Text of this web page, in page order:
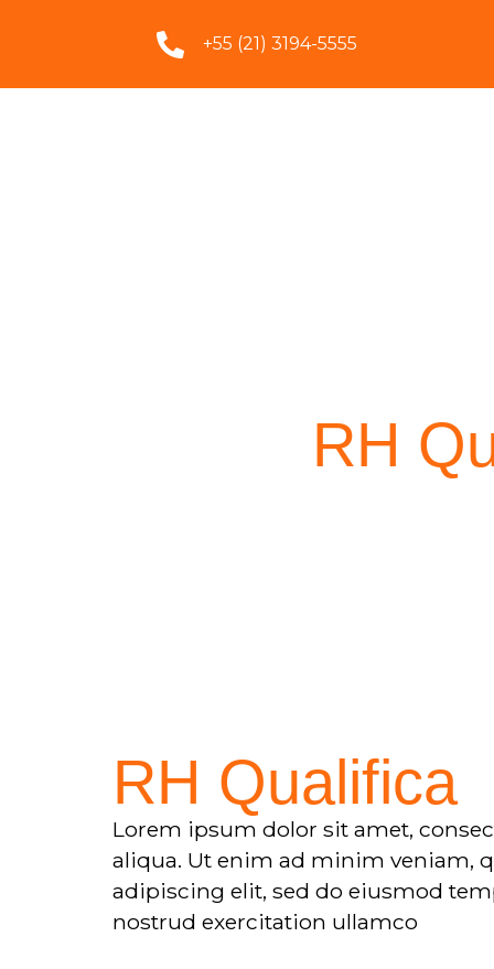
+55 (21) 3194-5555
RH
RH Qualifica
Lorem ipsum dolor sit amet,
aliqua. Ut enim ad minim veniam,
adipiscing elit, sed do eiusmod
nostrud exercitation ullamco